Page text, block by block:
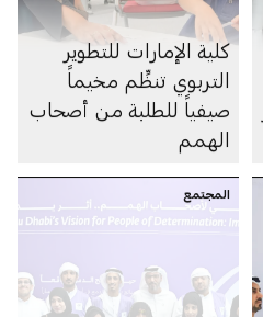
كلية الإمارات للتطوير
التربوي تنظِّم مخيماً
صيفياً للطلبة من أصحاب
الهمم
المجتمع